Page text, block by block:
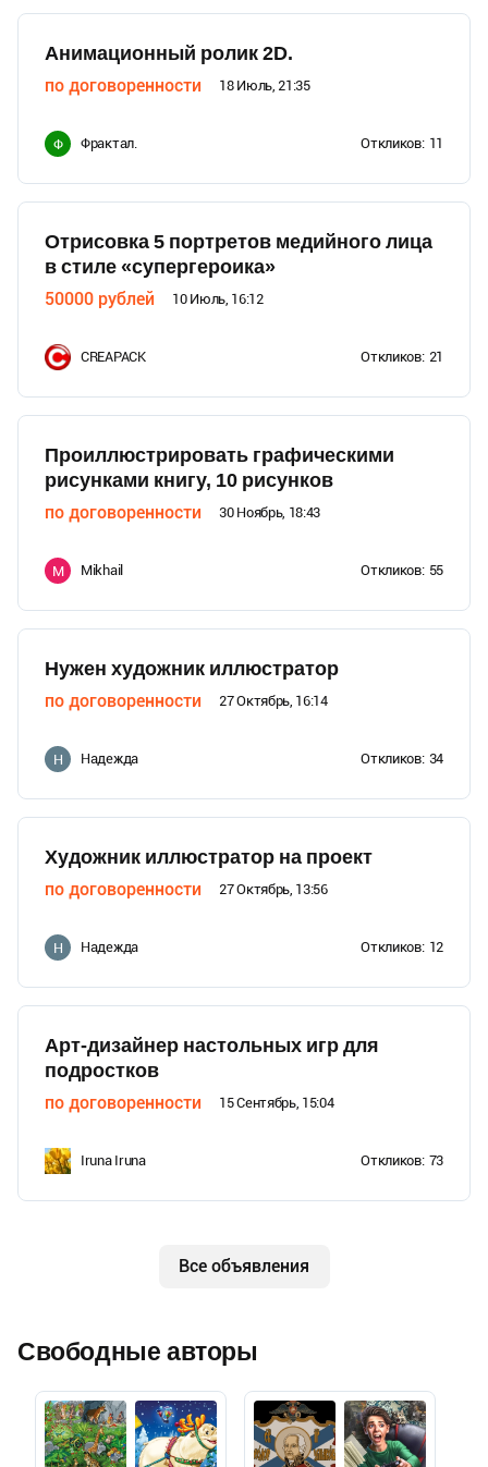
Анимационный ролик 2D.
по договоренности 18 Июль, 21:35
Ф Фрактал. Откликов: 11
Отрисовка 5 портретов медийного лица
в стиле «супергероика»
50000 рублей 10 Июль, 16:12
CREAPACK Откликов: 21
Проиллюстрировать графическими
рисунками книгу, 10 рисунков
по договоренности 30 Ноябрь, 18:43
M Mikhail Откликов: 55
Нужен художник иллюстратор
по договоренности 27 Октябрь, 16:14
Н Надежда Откликов: 34
Художник иллюстратор на проект
по договоренности 27 Октябрь, 13:56
Н Надежда Откликов: 12
Арт-дизайнер настольных игр для
подростков
по договоренности 15 Сентябрь, 15:04
Iruna Iruna Откликов: 73
Все объявления
Свободные авторы